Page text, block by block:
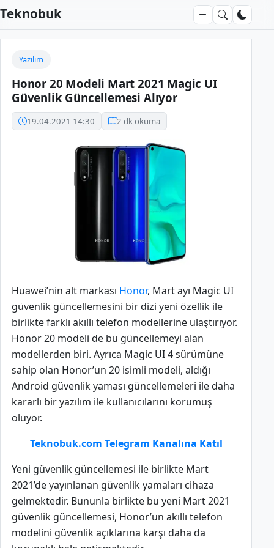
Teknobuk
Yazılım
Honor 20 Modeli Mart 2021 Magic UI
Güvenlik Güncellemesi Alıyor
19.04.2021 14:30 2 dk okuma
Huawei’nin alt markası Honor, Mart ayı Magic UI
güvenlik güncellemesini bir dizi yeni özellik ile
birlikte farklı akıllı telefon modellerine ulaştırıyor.
Honor 20 modeli de bu güncellemeyi alan
modellerden biri. Ayrıca Magic UI 4 sürümüne
sahip olan Honor’un 20 isimli modeli, aldığı
Android güvenlik yaması güncellemeleri ile daha
kararlı bir yazılım ile kullanıcılarını korumuş
oluyor.
Teknobuk.com Telegram Kanalına Katıl
Yeni güvenlik güncellemesi ile birlikte Mart
2021’de yayınlanan güvenlik yamaları cihaza
gelmektedir. Bununla birlikte bu yeni Mart 2021
güvenlik güncellemesi, Honor’un akıllı telefon
modelini güvenlik açıklarına karşı daha da